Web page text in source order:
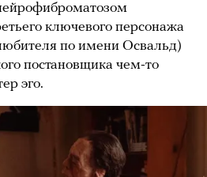
ключевого персонажа
по имени Освальд)
постановщика чем-то
эго.